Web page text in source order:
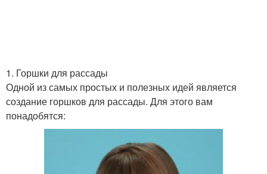
1. Горшки для рассады
Одной из самых простых и полезных идей является
создание горшков для рассады. Для этого вам
понадобятся: